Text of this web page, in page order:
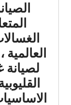
لصيانة